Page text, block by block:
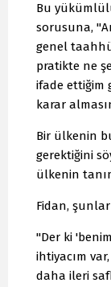
Bu
sorusuna,
genel
pratikte ne
ifade ettiğim
karar
Bir ülkenin
gerektiğini
ülkenin
Fidan,
"Der ki
ihtiyacım
daha ileri